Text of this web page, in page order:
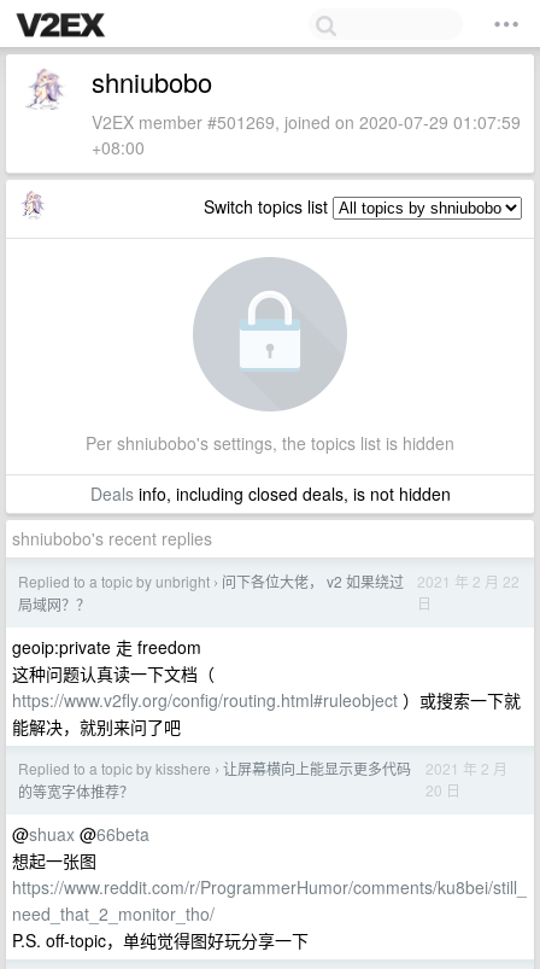
shniubobo
V2EX member #501269, joined on 2020-07-29 01:07:59
+08:00
Switch topics list
Per shniubobo's settings, the topics list is hidden
Dealsinfo, including closed deals, is not hidden
shniubobo's recent replies
Replied to a topic by unbright › 问下各位大佬， v2 如果绕过
局域网？？
2021 年 2 月 22
日
geoip:private 走 freedom
这种问题认真读一下文档（
https://www.v2fly.org/config/routing.html#ruleobject ）或搜索一下就
能解决，就别来问了吧
Replied to a topic by kisshere › 让屏幕横向上能显示更多代码
的等宽字体推荐？
2021 年 2 月
20 日
@shuax @66beta
想起一张图
https://www.reddit.com/r/ProgrammerHumor/comments/ku8bei/still_
need_that_2_monitor_tho/
P.S. off-topic，单纯觉得图好玩分享一下